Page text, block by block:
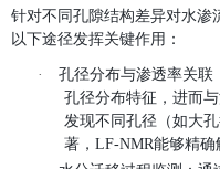
针对不同孔隙结构差异对水渗
以下途径发挥关键作用：
· 孔径分布与渗透率关联
孔径分布特征，进而
发现不同孔径（如大
著，LF-NMR能够精确